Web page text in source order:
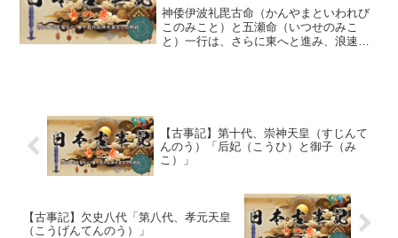
神倭伊波礼毘古命（かんやまといわれび
このみこと）と五瀬命（いつせのみこ
と）一行は、さらに東へと進み、浪速之
【古事記】第十代、崇神天皇（すじんて
んのう）「后妃（こうひ）と御子（み
こ）」
【古事記】欠史八代「第八代、孝元天皇
（こうげんてんのう）」